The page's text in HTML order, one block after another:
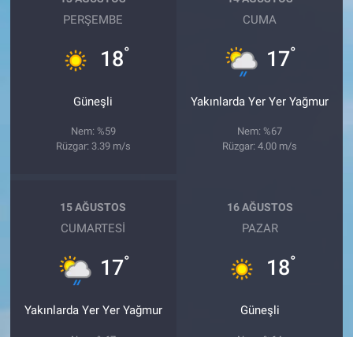
PERŞEMBE
18°
Güneşli
Nem: %59
Rüzgar: 3.39 m/s
CUMA
17°
Yakınlarda Yer Yer Yağmur
Nem: %67
Rüzgar: 4.00 m/s
15 AĞUSTOS
CUMARTESI
17°
Yakınlarda Yer Yer Yağmur
16 AĞUSTOS
PAZAR
18°
Güneşli